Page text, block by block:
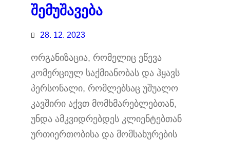
შემუშავება
28. 12. 2023
ორგანიზაცია, რომელიც ეწევა
კომერციულ საქმიანობას და ჰყავს
პერსონალი, რომლებსაც უშუალო
კავშირი აქვთ მომხმარებლებთან,
უნდა ამკვიდრებდეს კლიენტებთან
ურთიერთობისა და მომსახურების